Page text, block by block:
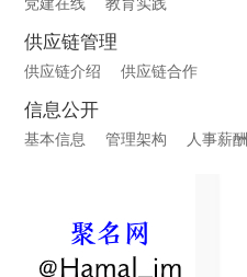
党建在线 教育实践
供应链管理
供应链介绍 供应链合作
信息公开
基本信息 管理架构 人事薪酬